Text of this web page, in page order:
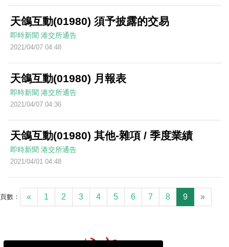
天鴿互動(01980) 須予披露的交易
即時新聞 港交所通告
2021/04/07 04:48
天鴿互動(01980) 月報表
即時新聞 港交所通告
2021/04/07 04:36
天鴿互動(01980) 其他-雜項 / 季度業績
即時新聞 港交所通告
2021/04/01 04:48
頁數： « 1 2 3 4 5 6 7 8 9 »